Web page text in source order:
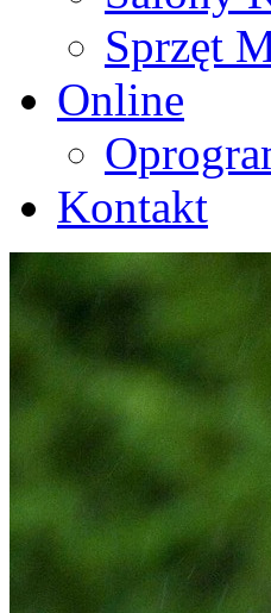
Sprzęt
Online
Kontakt